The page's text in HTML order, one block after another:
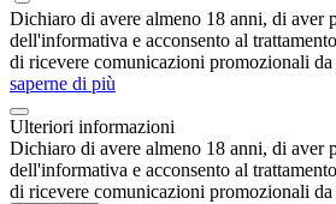
Dichiaro di avere almeno 18 anni, di aver
dell'informativa e acconsento al
di ricevere comunicazioni promozionali da
saperne di più
Ulteriori informazioni
Dichiaro di avere almeno 18 anni, di aver
dell'informativa e acconsento al
di ricevere comunicazioni promozionali da